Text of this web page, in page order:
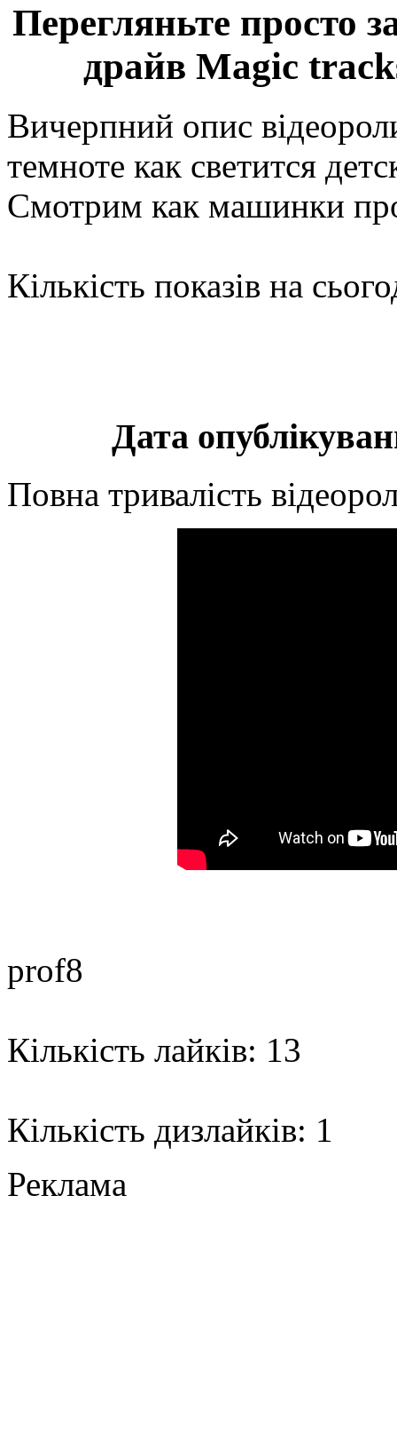
Перегляньте просто
драйв Magic
Вичерпний опис
темноте как светится
Смотрим как машинки
Кількість показів на
Дата
Повна тривалість
prof8
Кількість лайків: 13
Кількість дизлайків: 1
Реклама